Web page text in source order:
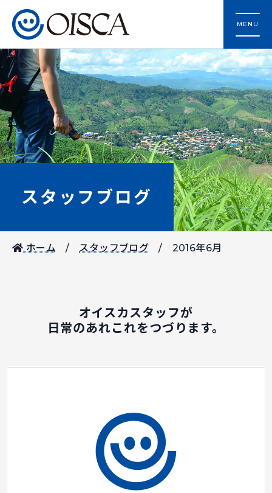
MENU
スタッフブログ
ホーム スタッフブログ 2016年6月
オイスカスタッフが
日常のあれこれをつづります。